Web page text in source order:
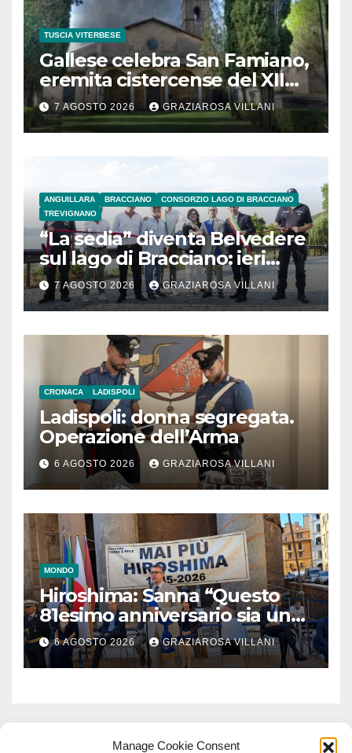
Manage Cookie Consent
TUSCIA VITERBESE
Gallese celebra San Famiano,
eremita cistercense del XII
secolo
7 AGOSTO 2026 GRAZIAROSA VILLANI
ANGUILLARA BRACCIANO
CONSORZIO LAGO DI BRACCIANO
TREVIGNANO
“La sedia” diventa Belvedere
sul lago di Bracciano: ieri
l’inaugurazione
7 AGOSTO 2026 GRAZIAROSA VILLANI
CRONACA LADISPOLI
Ladispoli: donna segregata.
Operazione dell’Arma
6 AGOSTO 2026 GRAZIAROSA VILLANI
MONDO
Hiroshima: Sanna “Questo
81esimo anniversario sia un
monito per tutti”
6 AGOSTO 2026 GRAZIAROSA VILLANI